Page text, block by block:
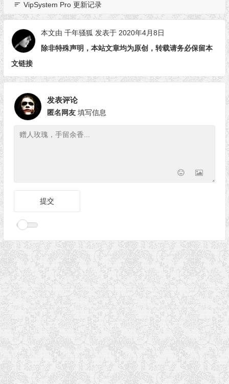
VipSystem Pro 更新记录
本文由 千年骚狐 发表于 2020年4月8日
除非特殊声明，本站文章均为原创，转载请务必保留本
文链接
发表评论
匿名网友 填写信息